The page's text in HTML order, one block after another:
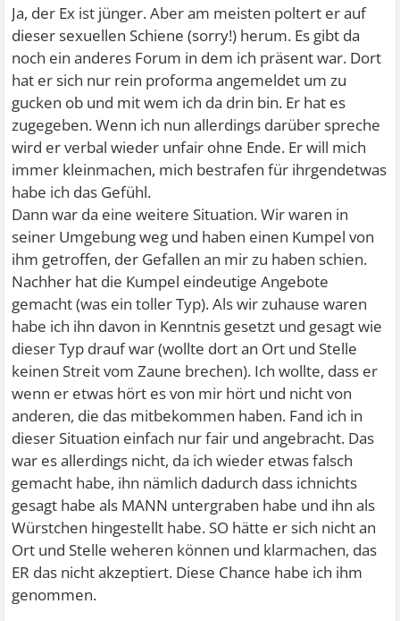
Er hat vielleicht das Gefühl doch zu alt für dich zu sein,
hat gleichzeitig aber Angst dich zu verlieren.
Zitat:
Aber was ist das denn sonst?
Eifersucht !
Was er allerdings nicht zugeben will.
Ja, der Ex ist jünger. Aber am meisten poltert er auf
dieser sexuellen Schiene (sorry!) herum. Es gibt da
noch ein anderes Forum in dem ich präsent war. Dort
hat er sich nur rein proforma angemeldet um zu
gucken ob und mit wem ich da drin bin. Er hat es
zugegeben. Wenn ich nun allerdings darüber spreche
wird er verbal wieder unfair ohne Ende. Er will mich
immer kleinmachen, mich bestrafen für ihrgendetwas
habe ich das Gefühl.
Dann war da eine weitere Situation. Wir waren in
seiner Umgebung weg und haben einen Kumpel von
ihm getroffen, der Gefallen an mir zu haben schien.
Nachher hat die Kumpel eindeutige Angebote
gemacht (was ein toller Typ). Als wir zuhause waren
habe ich ihn davon in Kenntnis gesetzt und gesagt wie
dieser Typ drauf war (wollte dort an Ort und Stelle
keinen Streit vom Zaune brechen). Ich wollte, dass er
wenn er etwas hört es von mir hört und nicht von
anderen, die das mitbekommen haben. Fand ich in
dieser Situation einfach nur fair und angebracht. Das
war es allerdings nicht, da ich wieder etwas falsch
gemacht habe, ihn nämlich dadurch dass ichnichts
gesagt habe als MANN untergraben habe und ihn als
Würstchen hingestellt habe. SO hätte er sich nicht an
Ort und Stelle weheren können und klarmachen, das
ER das nicht akzeptiert. Diese Chance habe ich ihm
genommen.